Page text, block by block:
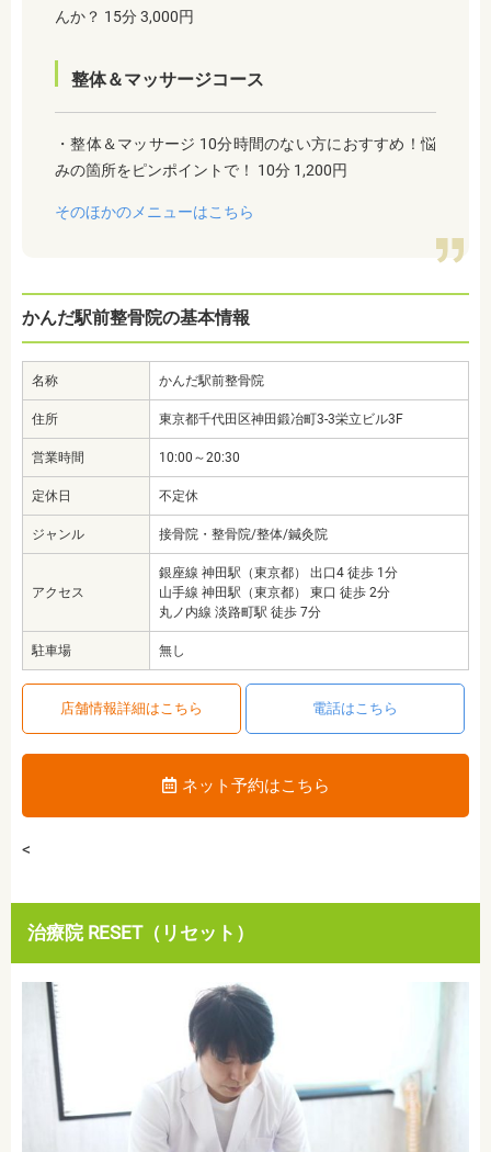
んか？ 15分 3,000円
整体＆マッサージコース
・整体＆マッサージ 10分時間のない方におすすめ！悩
みの箇所をピンポイントで！ 10分 1,200円
そのほかのメニューはこちら
かんだ駅前整骨院の基本情報
名称 かんだ駅前整骨院
住所 東京都千代田区神田鍛冶町3-3栄立ビル3F
営業時間 10:00～20:30
定休日 不定休
ジャンル 接骨院・整骨院/整体/鍼灸院
アクセス
銀座線 神田駅（東京都） 出口4 徒歩 1分
山手線 神田駅（東京都） 東口 徒歩 2分
丸ノ内線 淡路町駅 徒歩 7分
駐車場 無し
店舗情報詳細はこちら 電話はこちら
ネット予約はこちら
<
治療院 RESET（リセット）